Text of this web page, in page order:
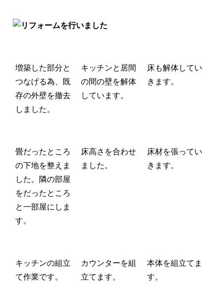
増築した部分と
つなげる為、既
存の外壁を撤去
しました。
キッチンと居間
の間の壁を解体
しています。
床も解体してい
きます。
畳だったところ
の下地を整えま
した。隣の部屋
をだったところ
と一部屋にしま
す。
床高さを合わせ
ました。
床材を張ってい
きます。
キッチンの組立
て作業です。
カウンターを組
立てます。
本体を組立てま
す。